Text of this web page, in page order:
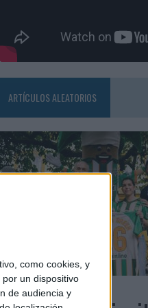
como cookies, y
un dispositivo
de audiencia y
ARTÍCULOS ALEATORIOS
08/2026